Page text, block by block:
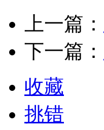
上一篇：
下一篇：
收藏
挑错